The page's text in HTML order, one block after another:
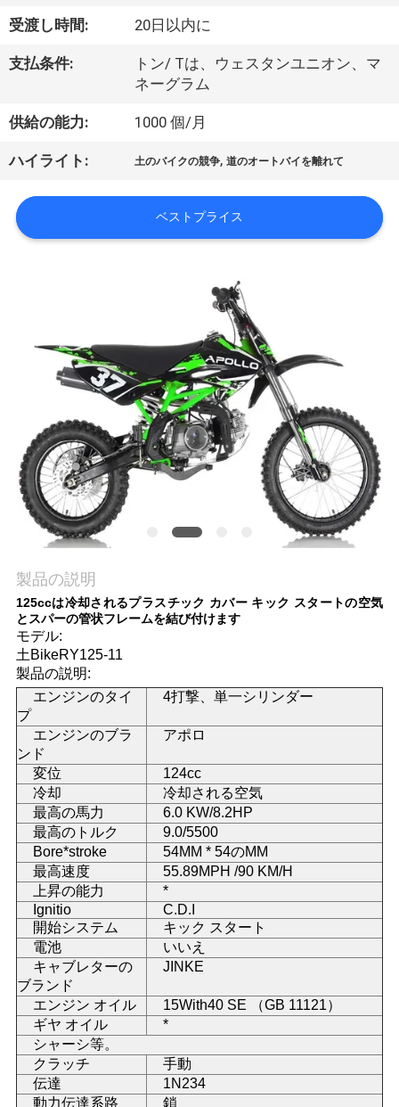
い
て
工
場
行
私
達
絡
し
な
引
用
を
要
求
し
な
さ
い
受渡し時間: 20日以内に
支払条件:
トン/ Tは、ウェスタンユニオン、マ
ネーグラム
供給の能力: 1000 個/月
ハイライト: 土のバイクの競争,道のオートバイを離れて
ベストプライス
製品の説明
125ccは冷却されるプラスチック カバー キック スタートの空気
とスパーの管状フレームを結び付けます
モデル:
土BikeRY125-11
製品の説明:
エンジンのタイ
プ
4打撃、単一シリンダー
エンジンのブラ
ンド
アポロ
変位
124cc
冷却
冷却される空気
最高の馬力
6.0 KW/8.2HP
最高のトルク
9.0/5500
Bore*stroke
54MM * 54のMM
最高速度
55.89MPH /90 KM/H
上昇の能力
*
Ignitio
C.D.I
開始システム
キック スタート
電池
いいえ
キャブレターの
ブランド
JINKE
エンジン オイル
15With40 SE （GB 11121）
ギヤ オイル
*
シャーシ等。
クラッチ
手動
伝達
1N234
動力伝達系路
鎖